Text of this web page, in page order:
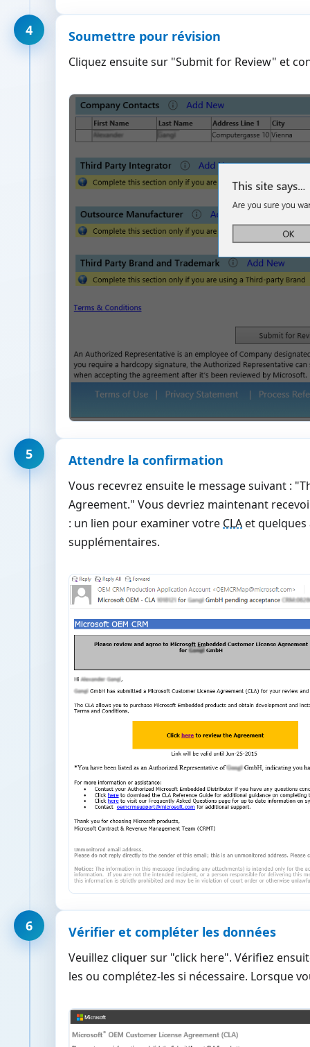
4 Soumettre pour révision
Cliquez ensuite sur "Submit for Review" et
5 Attendre la confirmation
Vous recevrez ensuite le message suivant :
Agreement." Vous devriez maintenant
: un lien pour examiner votre CLAet
supplémentaires.
6 Vérifier et compléter les données
Veuillez cliquer sur "click here". Vérifiez
les ou complétez-les si nécessaire. Lorsque